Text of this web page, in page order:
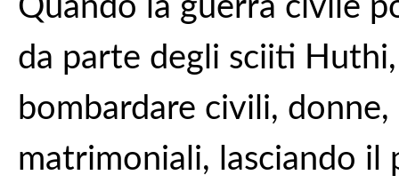
Quando la guerra civile
da parte degli sciiti
bombardare civili,
matrimoniali, lasciando il